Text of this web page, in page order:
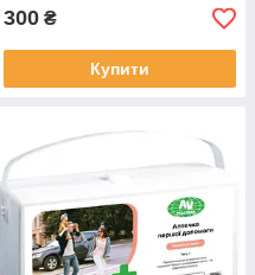
300 ₴
Купити